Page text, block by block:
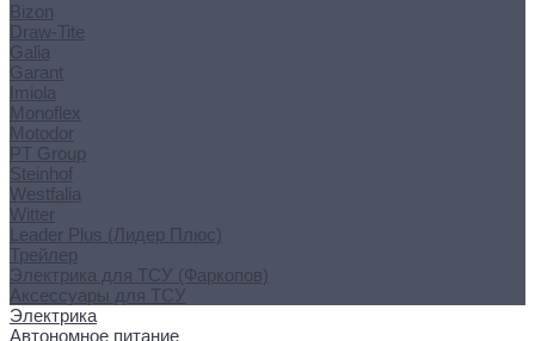
Bizon
Draw-Tite
Galia
Garant
Imiola
Monoflex
Motodor
PT Group
Steinhof
Westfalia
Witter
Leader Plus (Лидер Плюс)
Трейлер
Электрика для ТСУ (Фаркопов)
Аксессуары для ТСУ
Электрика
Автономное питание